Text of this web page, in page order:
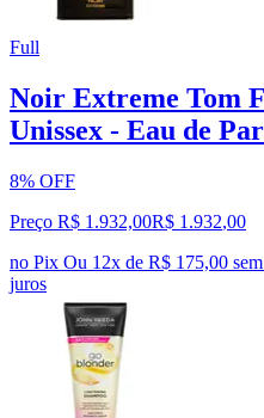
Full
Noir Extreme Tom
Unissex - Eau de
8% OFF
Preço R$ 1.932,00R$ 1.932,00
no Pix Ou 12x de R$ 175,00
juros